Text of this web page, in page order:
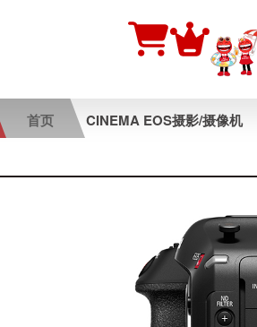
首页 CINEMA EOS摄影/摄像机